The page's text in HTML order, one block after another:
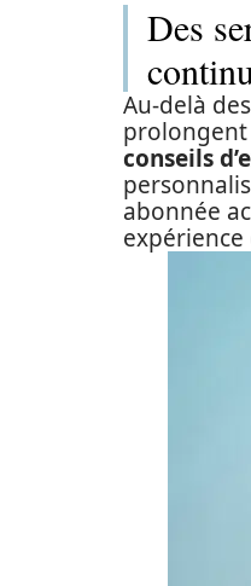
Des
Au-delà
prolongent
conseils
abonnée